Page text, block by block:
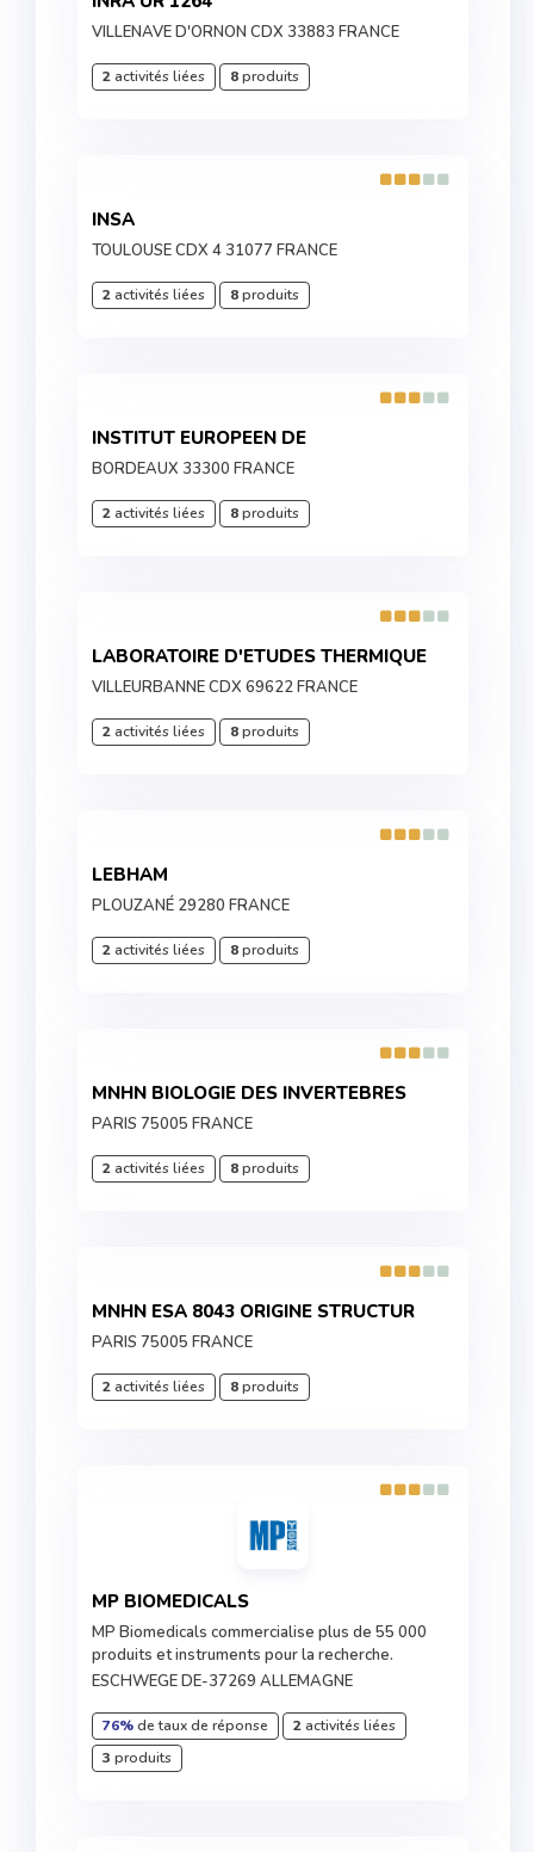
VILLENAVE D'ORNON CDX 33883 FRANCE
2activités liées 8produits
INSA
TOULOUSE CDX 4 31077 FRANCE
2activités liées 8produits
INSTITUT EUROPEEN DE
BORDEAUX 33300 FRANCE
2activités liées 8produits
LABORATOIRE D'ETUDES THERMIQUE
VILLEURBANNE CDX 69622 FRANCE
2activités liées 8produits
LEBHAM
PLOUZANÉ 29280 FRANCE
2activités liées 8produits
MNHN BIOLOGIE DES INVERTEBRES
PARIS 75005 FRANCE
2activités liées 8produits
MNHN ESA 8043 ORIGINE STRUCTUR
PARIS 75005 FRANCE
2activités liées 8produits
MP BIOMEDICALS
MP Biomedicals commercialise plus de 55 000
produits et instruments pour la recherche.
ESCHWEGE DE-37269 ALLEMAGNE
76%de taux de réponse 2activités liées
3 produits